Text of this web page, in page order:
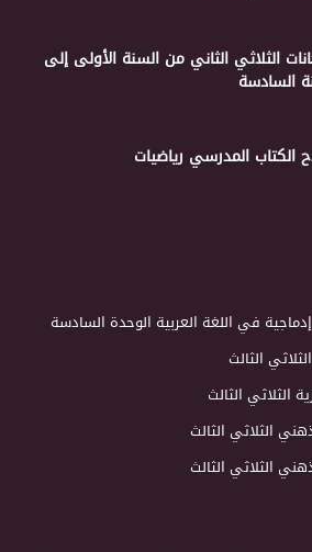
الثلاثي الثاني من السنة الأولى إلى
السادسة
الكتاب المدرسي رياضيات
في اللغة العربية الوحدة السادسة
الثالث
الثلاثي الثالث
الثلاثي الثالث
الثلاثي الثالث